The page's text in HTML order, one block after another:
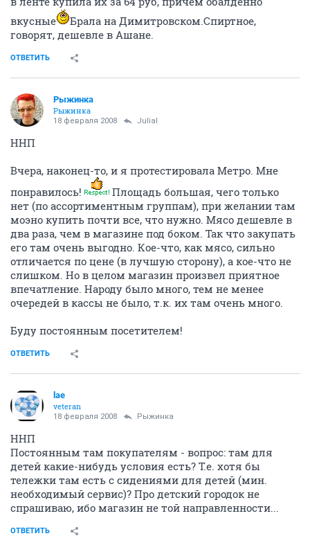
вкусные
Брала на Димитровском.Спиртное,
говорят, дешевле в Ашане.
ОТВЕТИТЬ
Рыжинка
Рыжинка
18 февраля 2008 Julial
ННП
Вчера, наконец-то, и я протестировала Метро. Мне
понравилось!
Площадь большая, чего только
нет (по ассортиментным группам), при желании там
моэно купить почти все, что нужно. Мясо дешевле в
два раза, чем в магазине под боком. Так что закупать
его там очень выгодно. Кое-что, как мясо, сильно
отличается по цене (в лучшую сторону), а кое-что не
слишком. Но в целом магазин произвел приятное
впечатление. Народу было много, тем не менее
очередей в кассы не было, т.к. их там очень много.
Буду постоянным посетителем!
ОТВЕТИТЬ
lae
veteran
18 февраля 2008 Рыжинка
ННП
Постоянным там покупателям - вопрос: там для
детей какие-нибудь условия есть? Т.е. хотя бы
тележки там есть с сидениями для детей (мин.
необходимый сервис)? Про детский городок не
спрашиваю, ибо магазин не той направленности...
ОТВЕТИТЬ